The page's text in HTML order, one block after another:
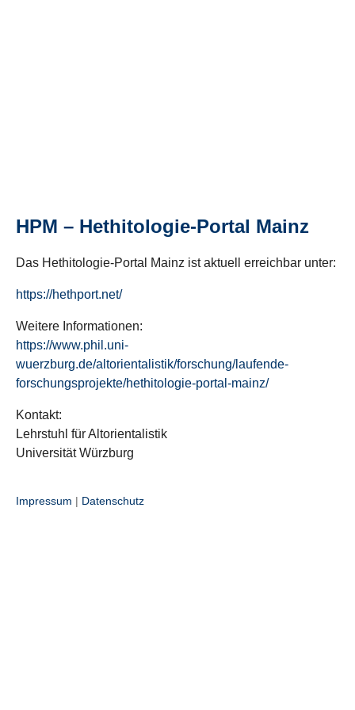
HPM – Hethitologie-Portal Mainz
Das Hethitologie-Portal Mainz ist aktuell erreichbar unter:
https://hethport.net/
Weitere Informationen:
https://www.phil.uni-
wuerzburg.de/altorientalistik/forschung/laufende-
forschungsprojekte/hethitologie-portal-mainz/
Kontakt:
Lehrstuhl für Altorientalistik
Universität Würzburg
Impressum | Datenschutz